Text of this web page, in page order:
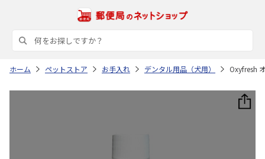
ホーム ペットストア お手入れ デンタル用品（犬用） Oxyfresh